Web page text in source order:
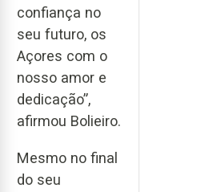
confiança no
seu futuro, os
Açores com o
nosso amor e
dedicação”,
afirmou Bolieiro.
Mesmo no final
do seu